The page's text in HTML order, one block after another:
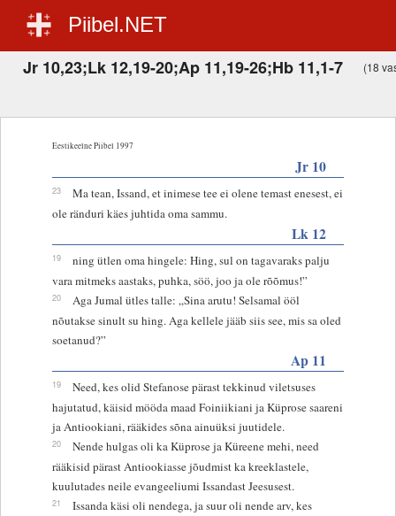
Piibel.NET
Jr 10,23;Lk 12,19-20;Ap 11,19-26;Hb 11,1-7 (18
Eestikeelne Piibel 1997
Jr 10
23
Ma tean, Issand, et inimese tee ei olene temast enesest, ei
ole ränduri käes juhtida oma sammu.
Lk 12
19
ning ütlen oma hingele: Hing, sul on tagavaraks palju
vara mitmeks aastaks, puhka, söö, joo ja ole rõõmus!”
20
Aga Jumal ütles talle: „Sina arutu! Selsamal ööl
nõutakse sinult su hing. Aga kellele jääb siis see, mis sa oled
soetanud?”
Ap 11
19
Need, kes olid Stefanose pärast tekkinud viletsuses
hajutatud, käisid mööda maad Foiniikiani ja Küprose saareni
ja Antiookiani, rääkides sõna ainuüksi juutidele.
20
Nende hulgas oli ka Küprose ja Küreene mehi, need
rääkisid pärast Antiookiasse jõudmist ka kreeklastele,
kuulutades neile evangeeliumi Issandast Jeesusest.
21
Issanda käsi oli nendega, ja suur oli nende arv, kes